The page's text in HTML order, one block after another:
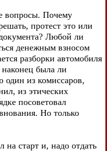
вопросы. Почему
протест это или
Любой ли
денежным взносом
разборки автомобиля
была ли
один из комиссаров,
из этических
посоветовал
Но только
старт и, надо отдать